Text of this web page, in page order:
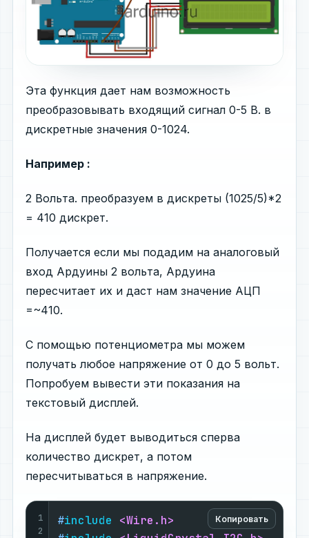
Эта функция дает нам возможность
преобразовывать входящий сигнал 0-5 В. в
дискретные значения 0-1024.
Например :
2 Вольта. преобразуем в дискреты (1025/5)*2
= 410 дискрет.
Получается если мы подадим на аналоговый
вход Ардуины 2 вольта, Ардуина
пересчитает их и даст нам значение АЦП
=~410.
С помощью потенциометра мы можем
получать любое напряжение от 0 до 5 вольт.
Попробуем вывести эти показания на
текстовый дисплей.
На дисплей будет выводиться сперва
количество дискрет, а потом
пересчитываться в напряжение.
Копировать
1
2
#include <Wire.h>